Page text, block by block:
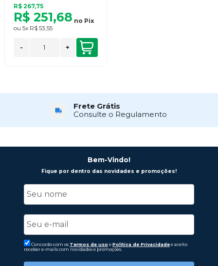
R$ 267,75
R$ 251,68 no Pix
ou 5x R$ 53,55
- +
Frete Grátis
Consulte o Regulamento
Bem-Vindo!
Fique por dentro das novidades e promoções!
Concordo com os Termos de uso ePolitica de Privacidadee aceito
receber e-mails com novidades e promoções.